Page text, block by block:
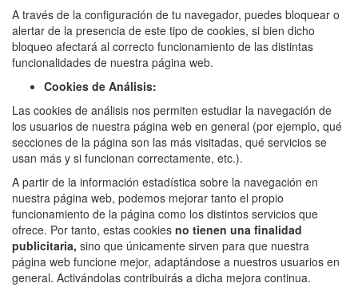
A través de la configuración de tu navegador, puedes bloquear o
alertar de la presencia de este tipo de cookies, si bien dicho
bloqueo afectará al correcto funcionamiento de las distintas
funcionalidades de nuestra página web.
Cookies de Análisis:
Las cookies de análisis nos permiten estudiar la navegación de
los usuarios de nuestra página web en general (por ejemplo, qué
secciones de la página son las más visitadas, qué servicios se
usan más y si funcionan correctamente, etc.).
A partir de la información estadística sobre la navegación en
nuestra página web, podemos mejorar tanto el propio
funcionamiento de la página como los distintos servicios que
ofrece. Por tanto, estas cookies no tienen una finalidad
publicitaria, sino que únicamente sirven para que nuestra
página web funcione mejor, adaptándose a nuestros usuarios en
general. Activándolas contribuirás a dicha mejora continua.